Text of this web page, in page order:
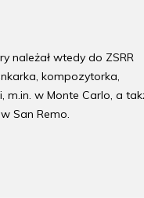
należał wtedy do ZSRR
kompozytorka,
m.in. w Monte Carlo, a
San Remo.